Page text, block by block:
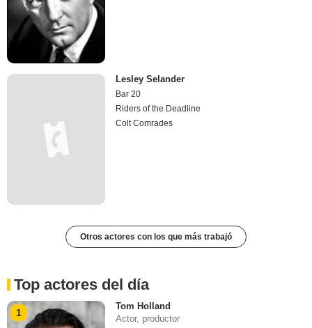
Lesley Selander
Bar 20
Riders of the Deadline
Colt Comrades
Otros actores con los que más trabajó
Top actores del día
1
Tom Holland
Actor, productor